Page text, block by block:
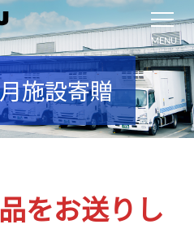
MENU
施設寄贈
をお送りし